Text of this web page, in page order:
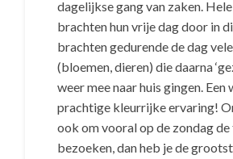
dagelijkse gang van zaken.
brachten hun vrije dag door in
brachten gedurende de dag
(bloemen, dieren) die daarna
weer mee naar huis gingen.
prachtige kleurrijke ervaring!
ook om vooral op de zondag
bezoeken, dan heb je de